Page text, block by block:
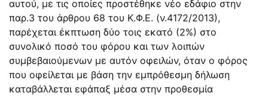
αυτού, με τις οποίες προστέθηκε νέο εδάφιο στην
παρ.3 του άρθρου 68 του Κ.Φ.Ε. (ν.4172/2013),
παρέχεται έκπτωση δύο τοις εκατό (2%) στο
συνολικό ποσό του φόρου και των λοιπών
συμβεβαιούμενων με αυτόν οφειλών, όταν ο φόρος
που οφείλεται με βάση την εμπρόθεσμη δήλωση
καταβάλλεται εφάπαξ μέσα στην προθεσμία